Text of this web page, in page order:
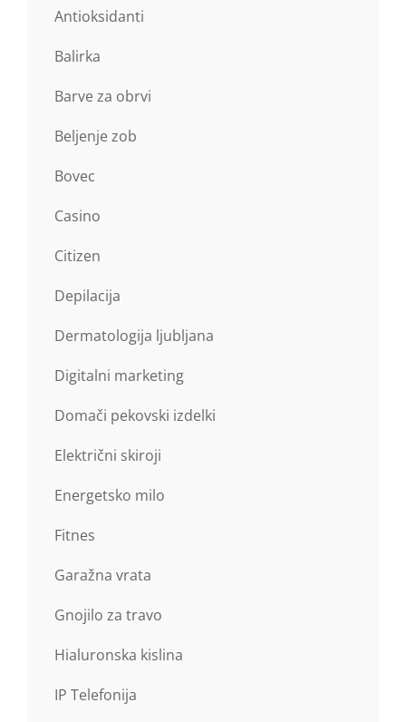
Antioksidanti
Balirka
Barve za obrvi
Beljenje zob
Bovec
Casino
Citizen
Depilacija
Dermatologija ljubljana
Digitalni marketing
Domači pekovski izdelki
Električni skiroji
Energetsko milo
Fitnes
Garažna vrata
Gnojilo za travo
Hialuronska kislina
IP Telefonija